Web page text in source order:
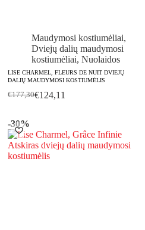
Maudymosi kostiumėliai,
Dviejų dalių maudymosi
kostiumėliai,Nuolaidos
LISE CHARMEL, FLEURS DE NUIT DVIEJŲ
DALIŲ MAUDYMOSI KOSTIUMĖLIS
€177,30Original
€177,30.
€124,11
Current
€124,11.
-30%